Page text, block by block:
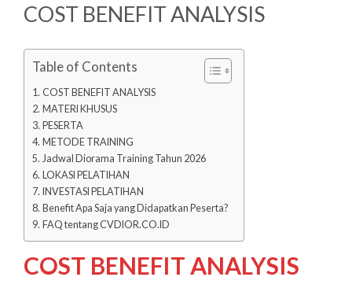
COST BENEFIT ANALYSIS
Table of Contents
COST BENEFIT ANALYSIS
MATERI KHUSUS
PESERTA
METODE TRAINING
Jadwal Diorama Training Tahun 2026
LOKASI PELATIHAN
INVESTASI PELATIHAN
Benefit Apa Saja yang Didapatkan Peserta?
FAQ tentang CVDIOR.CO.ID
COST BENEFIT ANALYSIS